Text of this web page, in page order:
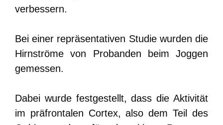
verbessern.
Bei einer repräsentativen Studie wurden die
Hirnströme von Probanden beim Joggen
gemessen.
Dabei wurde festgestellt, dass die Aktivität
im präfrontalen Cortex, also dem Teil des